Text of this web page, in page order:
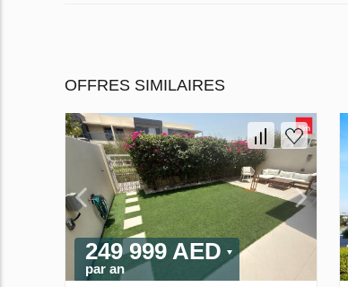
OFFRES SIMILAIRES
249 999 AED
par an